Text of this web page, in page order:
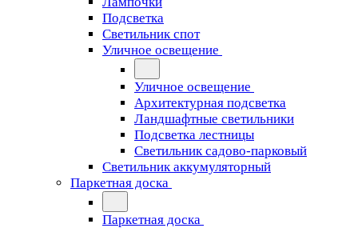
Подсветка
Светильник спот
Уличное освещение
Уличное освещение
Архитектурная подсветка
Ландшафтные светильники
Подсветка лестницы
Светильник садово-парковый
Светильник аккумуляторный
Паркетная доска
Паркетная доска